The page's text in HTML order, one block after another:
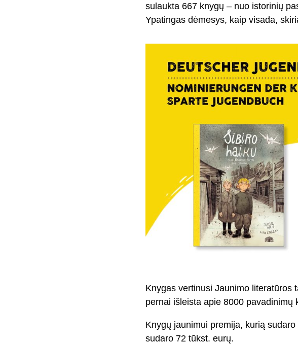
sulaukta 667 knygų – nuo istorinių
Ypatingas dėmesys, kaip visada,
Knygas vertinusi Jaunimo literatūros
pernai išleista apie 8000 pavadinimų
Knygų jaunimui premija, kurią
sudaro 72 tūkst. eurų.